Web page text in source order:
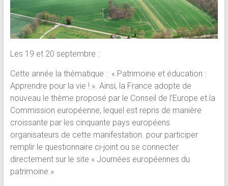
Les 19 et 20 septembre :
Cette année la thématique : « Patrimoine et éducation :
Apprendre pour la vie ! ». Ainsi, la France adopte de
nouveau le thème proposé par le Conseil de l’Europe et la
Commission européenne, lequel est repris de manière
croissante par les cinquante pays européens
organisateurs de cette manifestation. pour participer
remplir le questionnaire ci-joint ou se connecter
directement sur le site « Journées européennes du
patrimoine »